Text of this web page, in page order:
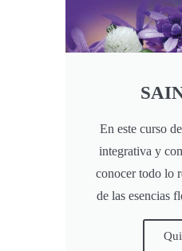
En este curso
integrativa y
conocer todo lo
de las esencias